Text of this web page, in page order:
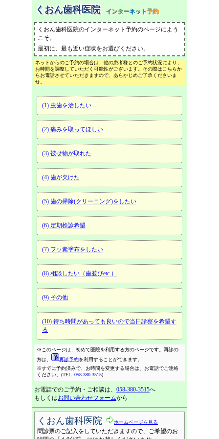
くおん歯科医院 インターネット予約
くおん歯科医院のインターネット予約のページによう
こそ。
最初に、最も近い症状をお選びください。
ネットからのご予約の場合は、他の患者様とのご予約状況により、
お時間を調整していただく可能性がございます。その際はこちらか
らお電話させていただきますので、あらかじめご了承くださいま
せ。
(1) 虫歯を治したい
(2) 痛みを取ってほしい
(3) 被せ物が取れた
(4) 歯が欠けた
(5) 歯の掃除(クリーニング)をしたい
(6) 定期検診希望
(7) フッ素塗布をしたい
(8) 相談したい（歯並びetc.）
(9) その他
(10) 待ち時間があっても良いので当日診察を希望す
る
※このページは、初めて医院を利用する方のページです。再診の
方は、
再診予約を利用することができます。
※すでに予約済みで、お時間を変更する場合は、お電話でご連絡
ください。(TEL: 058-380-3515)
お電話でのご予約・ご相談は、 058-380-3515へ
もしくはお問い合わせフォームから
くおん歯科医院 ホームページを見る
問診票のご記入をしていただきますので、ご希望のお